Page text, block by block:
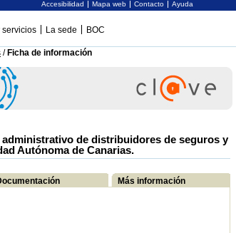
Accesibilidad Mapa web Contacto Ayuda
servicios La sede BOC
/ Ficha de información
de distribuidores de seguros y
Autónoma de Canarias.
Más información